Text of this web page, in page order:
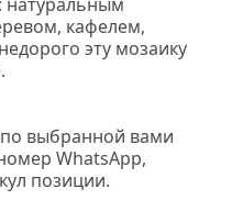
кафелем,
эту мозаику
выбранной вами
WhatsApp,
позиции.